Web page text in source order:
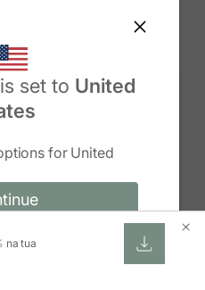
set to United
for United
and language
region
E TOBAGO (TTD $)
(USD $)
(USD $)
(TRY ₺)
(AUD $)
(UGX USH)
(UYU $U)
(UZS SO'M)
(USD $)
(VND ₫)
E FUTUNA (XPF FR)
(USD $)
na tua